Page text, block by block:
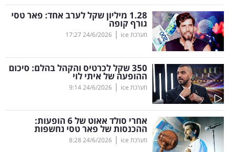
מדדים
ומחקרים
דעות
רכילות
עסקית
קריפטו
ויראלי
1.28 מיליון שקל לערב אחד: פאר טסי
גורף קופה
מערכת ice |
24/6/2026
17:27
350 שקל לכרטיס והקהל בהלם: סיכום
ההופעה של איתי לוי
מערכת ice |
24/6/2026
9:14
אחרי סולד אאוט של 6 הופעות:
ההכנסות של פאר טסי נחשפות
מערכת ice |
24/6/2026
8:28